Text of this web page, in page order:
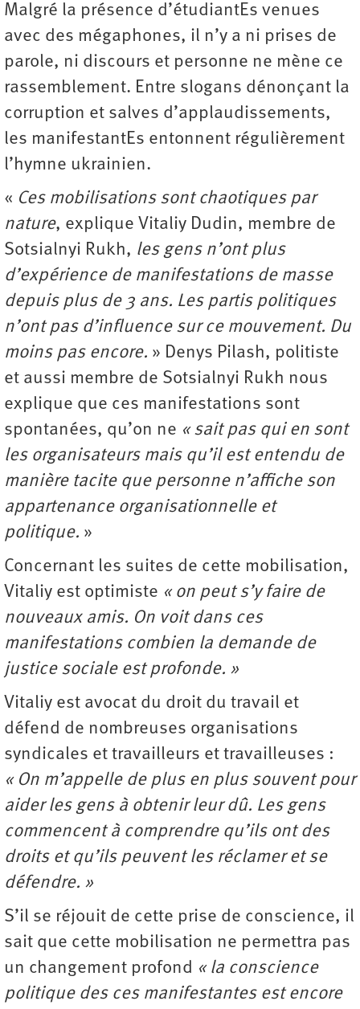
Malgré la présence d’étudiantEs venues
avec des mégaphones, il n’y a ni prises de
parole, ni discours et personne ne mène ce
rassemblement. Entre slogans dénonçant la
corruption et salves d’applaudissements,
les manifestantEs entonnent régulièrement
l’hymne ukrainien.
« Ces mobilisations sont chaotiques par
nature, explique Vitaliy Dudin, membre de
Sotsialnyi Rukh, les gens n’ont plus
d’expérience de manifestations de masse
depuis plus de 3 ans. Les partis politiques
n’ont pas d’influence sur ce mouvement. Du
moins pas encore. » Denys Pilash, politiste
et aussi membre de Sotsialnyi Rukh nous
explique que ces manifestations sont
spontanées, qu’on ne « sait pas qui en sont
les organisateurs mais qu’il est entendu de
manière tacite que personne n’affiche son
appartenance organisationnelle et
politique. »
Concernant les suites de cette mobilisation,
Vitaliy est optimiste « on peut s’y faire de
nouveaux amis. On voit dans ces
manifestations combien la demande de
justice sociale est profonde. »
Vitaliy est avocat du droit du travail et
défend de nombreuses organisations
syndicales et travailleurs et travailleuses :
« On m’appelle de plus en plus souvent pour
aider les gens à obtenir leur dû. Les gens
commencent à comprendre qu’ils ont des
droits et qu’ils peuvent les réclamer et se
défendre. »
S’il se réjouit de cette prise de conscience, il
sait que cette mobilisation ne permettra pas
un changement profond « la conscience
politique des ces manifestantes est encore